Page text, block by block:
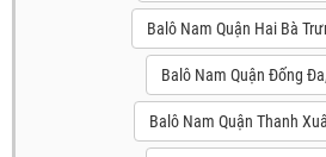
Balô Nam Quận Hai Bà
Balô Nam Quận Đống
Balô Nam Quận Thanh